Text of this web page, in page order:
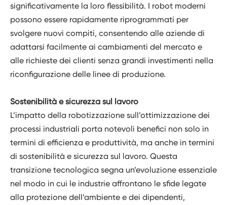
significativamente la loro flessibilità. I robot moderni
possono essere rapidamente riprogrammati per
svolgere nuovi compiti, consentendo alle aziende di
adattarsi facilmente ai cambiamenti del mercato e
alle richieste dei clienti senza grandi investimenti nella
riconfigurazione delle linee di produzione.
Sostenibilità e sicurezza sul lavoro
L’impatto della robotizzazione sull’ottimizzazione dei
processi industriali porta notevoli benefici non solo in
termini di efficienza e produttività, ma anche in termini
di sostenibilità e sicurezza sul lavoro. Questa
transizione tecnologica segna un’evoluzione essenziale
nel modo in cui le industrie affrontano le sfide legate
alla protezione dell’ambiente e dei dipendenti,